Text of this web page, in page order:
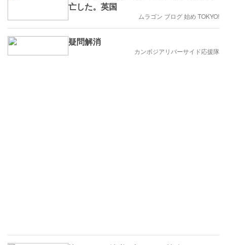
亡した。英国
ムラゴン ブログ 始め TOKYO!
疑問解消
カンボジアリバーサイド応援隊